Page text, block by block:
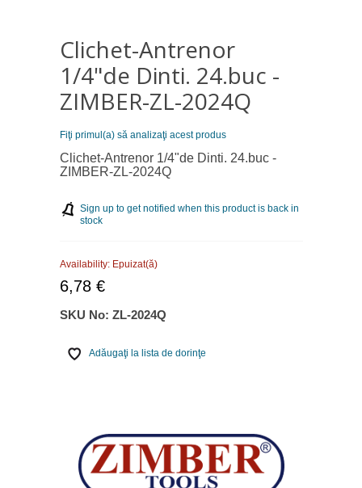
Clichet-Antrenor
1/4"de Dinti. 24.buc -
ZIMBER-ZL-2024Q
Fiţi primul(a) să analizaţi acest produs
Clichet-Antrenor 1/4"de Dinti. 24.buc -
ZIMBER-ZL-2024Q
Sign up to get notified when this product is back in
stock
Availability: Epuizat(ă)
6,78 €
SKU No: ZL-2024Q
Adăugaţi la lista de dorinţe